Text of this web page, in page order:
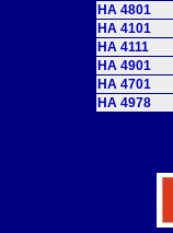
HA 4801
HA 4101
HA 4111
HA 4901
HA 4701
HA 4978